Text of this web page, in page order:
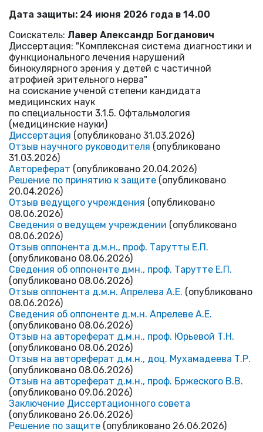
Дата защиты: 24 июня 2026 года в 14.00
Соискатель: Лавер Александр Богданович
Диссертация: "Комплексная система диагностики и
функционального лечения нарушений
бинокулярного зрения у детей с частичной
атрофией зрительного нерва"
на соискание ученой степени кандидата
медицинских наук
по специальности 3.1.5. Офтальмология
(медицинские науки)
Диссертация (опубликовано 31.03.2026)
Отзыв научного руководителя (опубликовано
31.03.2026)
Автореферат (опубликовано 20.04.2026)
Решение по принятию к защите (опубликовано
20.04.2026)
Отзыв ведущего учреждения (опубликовано
08.06.2026)
Сведения о ведущем учреждении (опубликовано
08.06.2026)
Отзыв оппонента д.м.н., проф. Тарутты Е.П.
(опубликовано 08.06.2026)
Сведения об оппоненте дмн., проф. Тарутте Е.П.
(опубликовано 08.06.2026)
Отзыв оппонента д.м.н. Апрелева А.Е. (опубликовано
08.06.2026)
Сведения об оппоненте д.м.н. Апрелеве А.Е.
(опубликовано 08.06.2026)
Отзыв на автореферат д.м.н., проф. Юрьевой Т.Н.
(опубликовано 08.06.2026)
Отзыв на автореферат д.м.н., доц. Мухамадеева Т.Р.
(опубликовано 08.06.2026)
Отзыв на автореферат д.м.н., проф. Бржеского В.В.
(опубликовано 09.06.2026)
Заключение Диссертационного совета
(опубликовано 26.06.2026)
Решение по защите (опубликовано 26.06.2026)